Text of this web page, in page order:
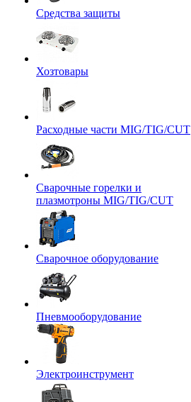
Средства защиты
Хозтовары
Расходные части MIG/TIG/CUT
Сварочные горелки и
плазмотроны MIG/TIG/CUT
Сварочное оборудование
Пневмооборудование
Электроинструмент